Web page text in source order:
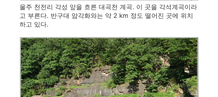
울주 천전리 각성 앞을 흐른 대곡천 계곡. 이 곳을 각석계곡이라
고 부른다. 반구대 암각화와는 약 2 km 정도 떨어진 곳에 위치
하고 있다.